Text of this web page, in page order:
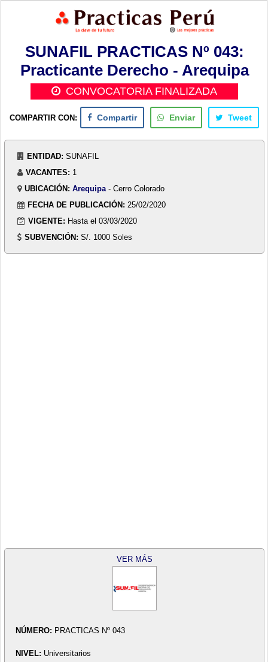
SUNAFIL PRACTICAS Nº 043:
Practicante Derecho - Arequipa
CONVOCATORIA FINALIZADA
COMPARTIR CON: Compartir Enviar Tweet
ENTIDAD: SUNAFIL
VACANTES: 1
UBICACIÓN: Arequipa - Cerro Colorado
FECHA DE PUBLICACIÓN: 25/02/2020
VIGENTE: Hasta el 03/03/2020
SUBVENCIÓN: S/. 1000 Soles
VER MÁS
NÚMERO: PRACTICAS Nº 043
NIVEL: Universitarios